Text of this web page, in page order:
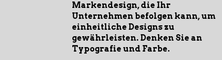
Markendesign, die Ihr
Unternehmen befolgen kann, um
einheitliche Designs zu
gewährleisten. Denken Sie an
Typografie und Farbe.